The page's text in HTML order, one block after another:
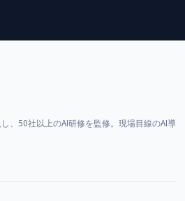
、50社以上のAI研修を監修。現場目線のAI導